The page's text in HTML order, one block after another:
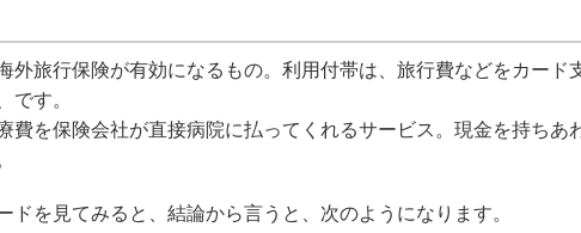
旅行保険が有効になるもの。利用付帯は、旅行費などをカード
です。
を保険会社が直接病院に払ってくれるサービス。現金を持ちあ
ドを見てみると、結論から言うと、次のようになります。